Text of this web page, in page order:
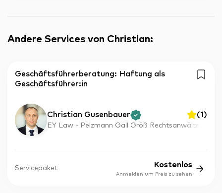
Andere Services von Christian:
Geschäftsführerberatung: Haftung als
Geschäftsführer:in
Christian Gusenbauer (1)
EY Law - Pelzmann Gall Größ Rechtsanwälte
Servicepaket Kostenlos
Anmelden um Preis zu sehen